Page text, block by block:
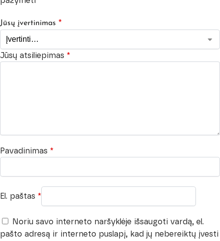
Jūsų įvertinimas *
Jūsų atsiliepimas *
Pavadinimas *
El. paštas *
Noriu savo interneto naršyklėje išsaugoti vardą, el.
pašto adresą ir interneto puslapį, kad jų nebereiktų įvesti